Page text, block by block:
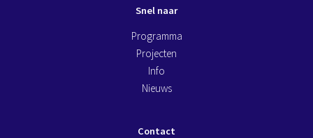
Snel naar
Programma
Projecten
Info
Nieuws
Contact